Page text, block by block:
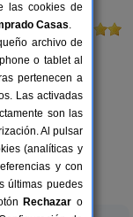
8+1 pers.
desde27 €
las cookies de
Casas.
archivo de
o tablet al
pertenecen a
Las activadas
son las
Al pulsar
(analíticas y
y con
últimas puedes
Rechazar o